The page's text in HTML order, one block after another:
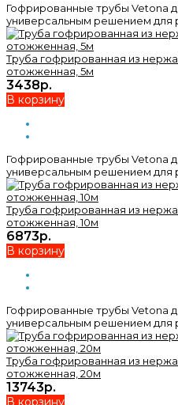
Гофрированные трубы Vetona
универсальным решением для
Труба гофрированная из
отожженная, 5м
3438р.
В корзину
Гофрированные трубы Vetona
универсальным решением для
Труба гофрированная из
отожженная, 10м
6873р.
В корзину
Гофрированные трубы Vetona
универсальным решением для
Труба гофрированная из
отожженная, 20м
13743р.
В корзину